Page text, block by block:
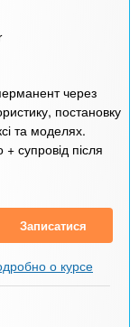
через
постановку
та моделях.
супровід після
Записатися
о курсе